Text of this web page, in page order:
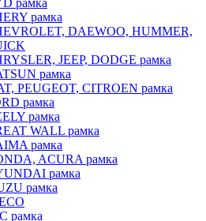
рамка
рамка
DAEWOO, HUMMER,
JEEP, DODGE рамка
рамка
PEUGEOT, CITROEN рамка
рамка
рамка
WALL рамка
рамка
ACURA рамка
рамка
рамка
рамка